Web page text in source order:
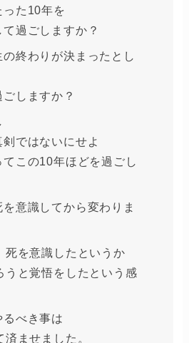
た10年を
過ごしますか？
の終わりが決まったとし
しますか？
ではないにせよ
てこの10年ほどを過ごし
意識してから変わりま
死を意識したというか
うと覚悟をしたという感
べき事は
ませました。